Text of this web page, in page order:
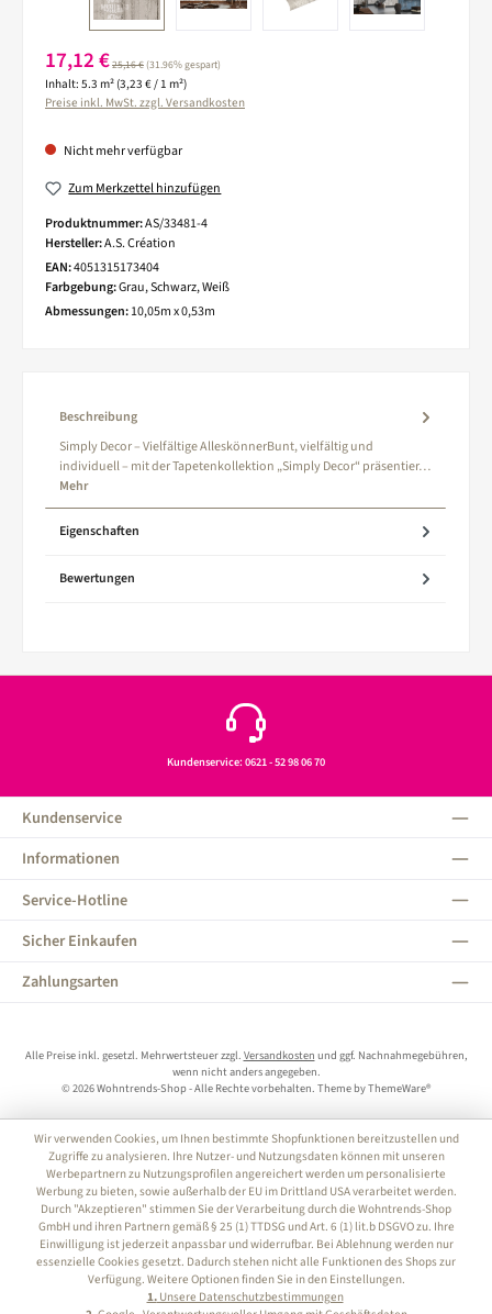
Verkaufspreis:
17,12 €Regulärer Preis:
25,16 €(31.96% gespart)
Inhalt: 5.3 m² (3,23 € / 1 m²)
Preise inkl. MwSt. zzgl. Versandkosten
Nicht mehr verfügbar
Zum Merkzettel hinzufügen
Produktnummer:AS/33481-4
Hersteller:A.S. Création
EAN:4051315173404
Farbgebung:Grau, Schwarz, Weiß
Abmessungen:10,05m x 0,53m
Beschreibung
Simply Decor – Vielfältige AlleskönnerBunt, vielfältig und
individuell – mit der Tapetenkollektion „Simply Decor“ präsentier…
Mehr
Eigenschaften
Bewertungen
Kundenservice: 0621 - 52 98 06 70
Kundenservice
Informationen
Service-Hotline
Sicher Einkaufen
Zahlungsarten
Alle Preise inkl. gesetzl. Mehrwertsteuer zzgl. Versandkosten und ggf. Nachnahmegebühren,
wenn nicht anders angegeben.
© 2026 Wohntrends-Shop - Alle Rechte vorbehalten. Theme byThemeWare®
Wir verwenden Cookies, um Ihnen bestimmte Shopfunktionen bereitzustellen und
Zugriffe zu analysieren. Ihre Nutzer- und Nutzungsdaten können mit unseren
Werbepartnern zu Nutzungsprofilen angereichert werden um personalisierte
Werbung zu bieten, sowie außerhalb der EU im Drittland USA verarbeitet werden.
Durch "Akzeptieren" stimmen Sie der Verarbeitung durch die Wohntrends-Shop
GmbH und ihren Partnern gemäß § 25 (1) TTDSG und Art. 6 (1) lit.b DSGVO zu. Ihre
Einwilligung ist jederzeit anpassbar und widerrufbar. Bei Ablehnung werden nur
essenzielle Cookies gesetzt. Dadurch stehen nicht alle Funktionen des Shops zur
Verfügung. Weitere Optionen finden Sie in den Einstellungen.
1.Unsere Datenschutzbestimmungen